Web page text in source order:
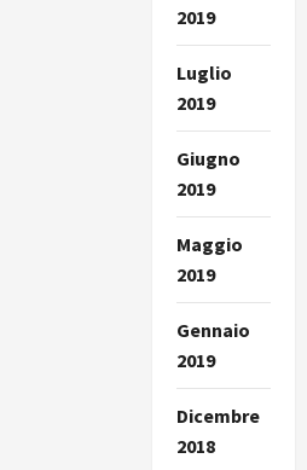
2019
Luglio
2019
Giugno
2019
Maggio
2019
Gennaio
2019
Dicembre
2018